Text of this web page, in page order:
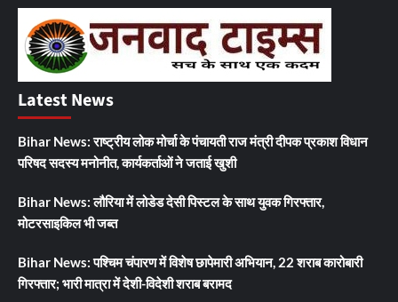
Latest News
Bihar News: राष्ट्रीय लोक मोर्चा के पंचायती राज मंत्री दीपक प्रकाश विधान
परिषद सदस्य मनोनीत, कार्यकर्ताओं ने जताई खुशी
Bihar News: लौरिया में लोडेड देसी पिस्टल के साथ युवक गिरफ्तार,
मोटरसाइकिल भी जब्त
Bihar News: पश्चिम चंपारण में विशेष छापेमारी अभियान, 22 शराब कारोबारी
गिरफ्तार; भारी मात्रा में देशी-विदेशी शराब बरामद